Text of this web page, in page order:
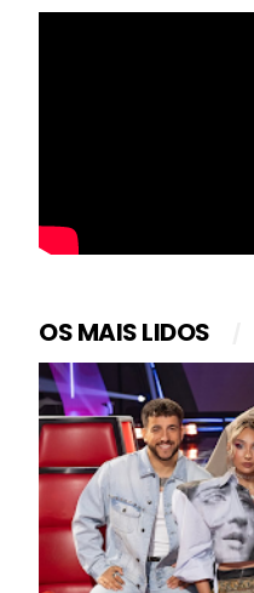
OS MAIS LIDOS